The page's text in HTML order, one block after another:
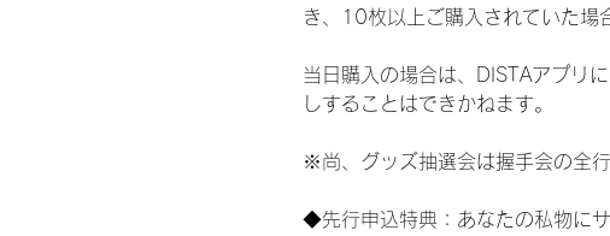
き、10枚以上ご購入されていた場
当日購入の場合は、DISTAアプリ
しすることはできかねます。
※尚、グッズ抽選会は握手会の全
◆先行申込特典：あなたの私物にサ